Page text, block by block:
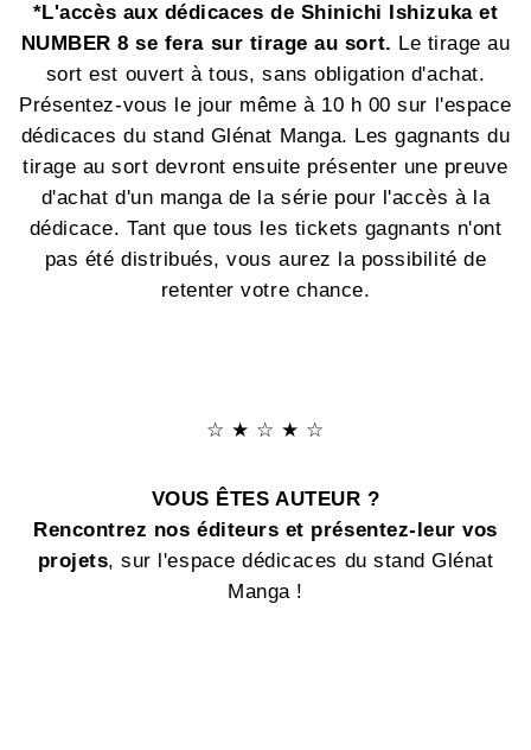
*L'accès aux dédicaces de Shinichi Ishizuka et
NUMBER 8 se fera sur tirage au sort. Le tirage au
sort est ouvert à tous, sans obligation d'achat.
Présentez-vous le jour même à 10 h 00 sur l'espace
dédicaces du stand Glénat Manga. Les gagnants du
tirage au sort devront ensuite présenter une preuve
d'achat d'un manga de la série pour l'accès à la
dédicace. Tant que tous les tickets gagnants n'ont
pas été distribués, vous aurez la possibilité de
retenter votre chance.
☆ ★ ☆ ★ ☆
VOUS ÊTES AUTEUR ?
Rencontrez nos éditeurs et présentez-leurvos
projets, sur l'espace dédicaces du stand Glénat
Manga !